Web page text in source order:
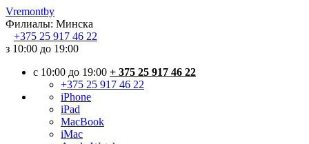
Vremontby
Филиалы: Минска
+375 25 917 46 22
з 10:00 до 19:00
c 10:00 до 19:00 + 375 25 917 46 22
+375 25 917 46 22
iPhone
iPad
MacBook
iMac